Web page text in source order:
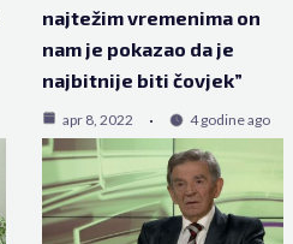
najtežim vremenima on
nam je pokazao da je
najbitnije biti čovjek”
apr 8, 2022 4 godine ago